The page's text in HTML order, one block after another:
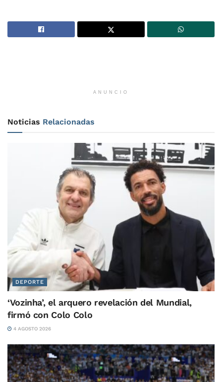
ANUNCIO
Noticias Relacionadas
DEPORTE
‘Vozinha’, el arquero revelación del Mundial,
firmó con Colo Colo
4 AGOSTO 2026